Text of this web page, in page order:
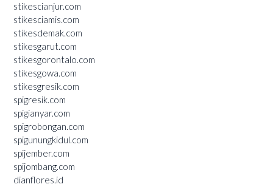
stikescianjur.com
stikesciamis.com
stikesdemak.com
stikesgarut.com
stikesgorontalo.com
stikesgowa.com
stikesgresik.com
spigresik.com
spigianyar.com
spigrobongan.com
spigunungkidul.com
spijember.com
spijombang.com
dianflores.id